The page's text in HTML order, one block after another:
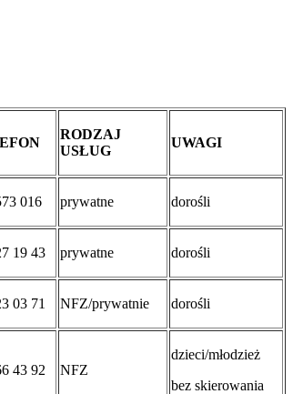
RODZAJ
USŁUG
UWAGI
016 prywatne dorośli
19 43 prywatne dorośli
03 71 NFZ/prywatnie dorośli
43 92 NFZ
dzieci/młodzież
bez skierowania